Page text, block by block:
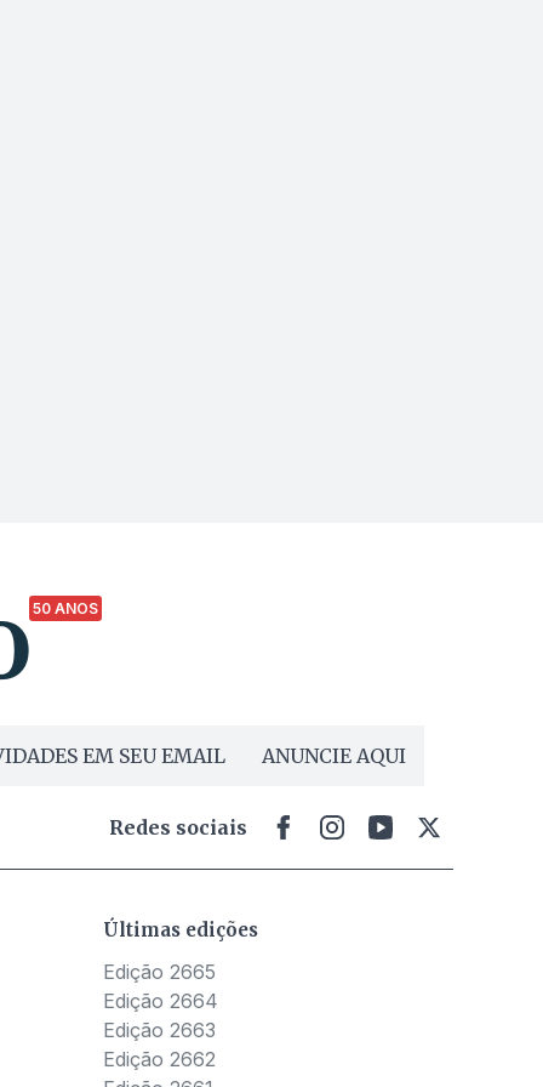
50 ANOS
EM SEU EMAIL ANUNCIE AQUI
Redes sociais
Últimas edições
Edição 2665
Edição 2664
Edição 2663
Edição 2662